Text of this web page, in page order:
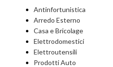
Antinfortunistica
Arredo Esterno
Casa e Bricolage
Elettrodomestici
Elettroutensili
Prodotti Auto